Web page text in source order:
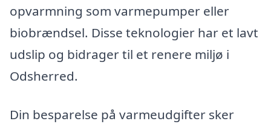
opvarmning som varmepumper eller
biobrændsel. Disse teknologier har et lavt
udslip og bidrager til et renere miljø i
Odsherred.
Din besparelse på varmeudgifter sker